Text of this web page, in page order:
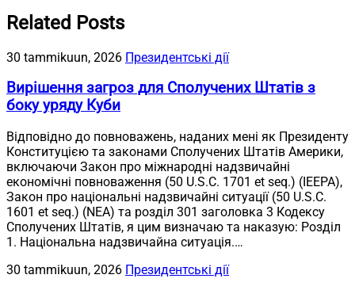
Related Posts
30 tammikuun, 2026 Президентські дії
Вирішення загроз для Сполучених Штатів з
боку уряду Куби
Відповідно до повноважень, наданих мені як Президенту
Конституцією та законами Сполучених Штатів Америки,
включаючи Закон про міжнародні надзвичайні
економічні повноваження (50 U.S.C. 1701 et seq.) (IEEPA),
Закон про національні надзвичайні ситуації (50 U.S.C.
1601 et seq.) (NEA) та розділ 301 заголовка 3 Кодексу
Сполучених Штатів, я цим визначаю та наказую: Розділ
1. Національна надзвичайна ситуація.…
30 tammikuun, 2026 Президентські дії